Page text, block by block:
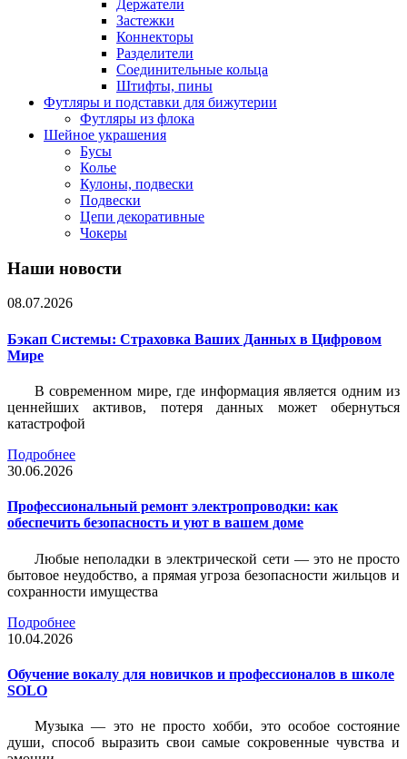
Держатели
Застежки
Коннекторы
Разделители
Соединительные кольца
Штифты, пины
Футляры и подставки для бижутерии
Футляры из флока
Шейное украшения
Бусы
Колье
Кулоны, подвески
Подвески
Цепи декоративные
Чокеры
Наши новости
08.07.2026
Бэкап Системы: Страховка Ваших Данных в Цифровом
Мире
В современном мире, где информация является одним из
ценнейших активов, потеря данных может обернуться
катастрофой
Подробнее
30.06.2026
Профессиональный ремонт электропроводки: как
обеспечить безопасность и уют в вашем доме
Любые неполадки в электрической сети — это не просто
бытовое неудобство, а прямая угроза безопасности жильцов и
сохранности имущества
Подробнее
10.04.2026
Обучение вокалу для новичков и профессионалов в школе
SOLO
Музыка — это не просто хобби, это особое состояние
души, способ выразить свои самые сокровенные чувства и